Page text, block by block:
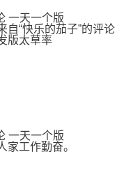
一天一个版
乐的茄子”的评论
版太草率
一天一个版
作勤奋。